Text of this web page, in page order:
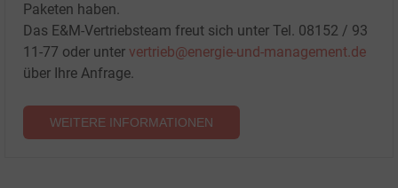
Paketen haben.
Das E&M-Vertriebsteam freut sich unter Tel. 08152 / 93
11-77 oder unter vertrieb@energie-und-management.de
über Ihre Anfrage.
WEITERE INFORMATIONEN